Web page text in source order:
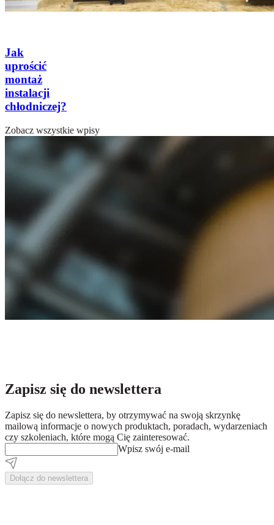
Jak
uprościć
montaż
instalacji
chłodniczej?
Zobacz wszystkie wpisy
Zapisz się do newslettera
Zapisz się do newslettera, by otrzymywać na swoją skrzynkę
mailową informacje o nowych produktach, poradach, wydarzeniach
czy szkoleniach, które mogą Cię zainteresować.
Wpisz swój e-mail
Dołącz do newslettera